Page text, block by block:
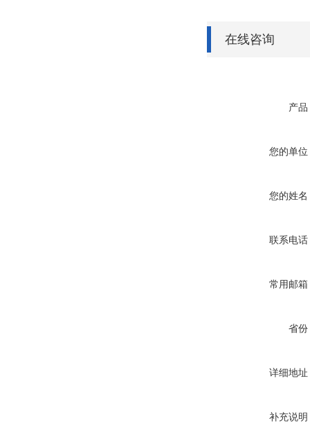
在线咨询
产品
您的单位
您的姓名
联系电话
常用邮箱
省份
详细地址
补充说明